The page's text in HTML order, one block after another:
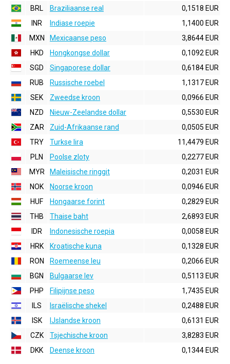
BRL
Braziliaanse real
0,1518 EUR
INR
Indiase roepie
1,1400 EUR
MXN
Mexicaanse peso
3,8644 EUR
HKD
Hongkongse dollar
0,1092 EUR
SGD
Singaporese dollar
0,6184 EUR
RUB
Russische roebel
1,1317 EUR
SEK
Zweedse kroon
0,0966 EUR
NZD
Nieuw-Zeelandse dollar
0,5530 EUR
ZAR
Zuid-Afrikaanse rand
0,0505 EUR
TRY
Turkse lira
11,4479 EUR
PLN
Poolse zloty
0,2277 EUR
MYR
Maleisische ringgit
0,2031 EUR
NOK
Noorse kroon
0,0946 EUR
HUF
Hongaarse forint
0,2829 EUR
THB
Thaise baht
2,6893 EUR
IDR
Indonesische roepia
0,0058 EUR
HRK
Kroatische kuna
0,1328 EUR
RON
Roemeense leu
0,2066 EUR
BGN
Bulgaarse lev
0,5113 EUR
PHP
Filipijnse peso
1,7435 EUR
ILS
Israëlische shekel
0,2488 EUR
ISK
IJslandse kroon
0,6131 EUR
CZK
Tsjechische kroon
3,8283 EUR
DKK
Deense kroon 0,1344 EUR